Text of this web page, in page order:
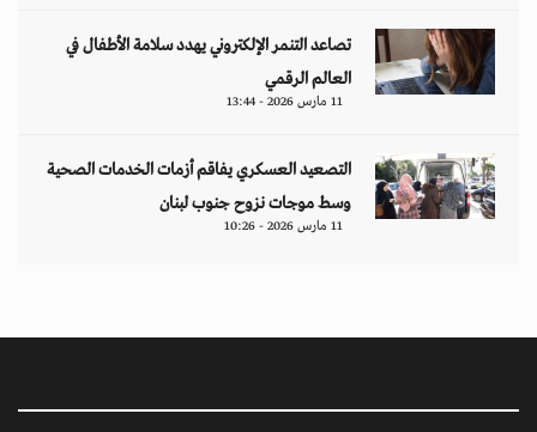
تصاعد التنمر الإلكتروني يهدد سلامة الأطفال في
العالم الرقمي
11 مارس 2026 - 13:44
التصعيد العسكري يفاقم أزمات الخدمات الصحية
وسط موجات نزوح جنوب لبنان
11 مارس 2026 - 10:26